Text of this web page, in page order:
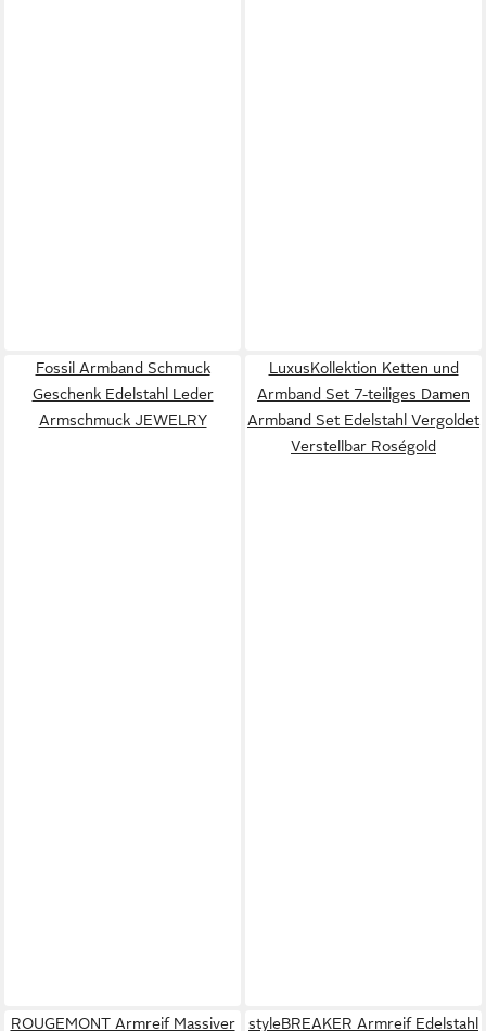
Fossil Armband Schmuck
Geschenk Edelstahl Leder
Armschmuck JEWELRY
LuxusKollektion Ketten und
Armband Set 7-teiliges Damen
Armband Set Edelstahl Vergoldet
Verstellbar Roségold
ROUGEMONT Armreif Massiver styleBREAKER Armreif Edelstahl